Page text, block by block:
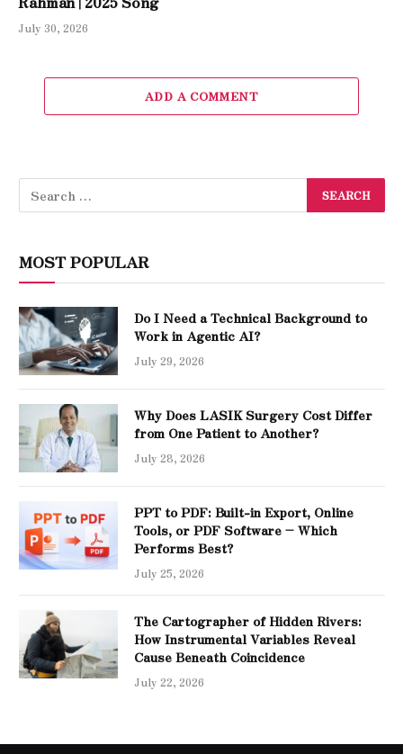
July 30, 2026
ADD A COMMENT
MOST POPULAR
Do I Need a Technical Background to
Work in Agentic AI?
July 29, 2026
Why Does LASIK Surgery Cost Differ
from One Patient to Another?
July 28, 2026
PPT to PDF: Built-in Export, Online
Tools, or PDF Software – Which
Performs Best?
July 25, 2026
The Cartographer of Hidden Rivers:
How Instrumental Variables Reveal
Cause Beneath Coincidence
July 22, 2026